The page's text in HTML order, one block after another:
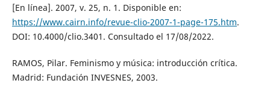
[En línea]. 2007, v. 25, n. 1. Disponible en:
https://www.cairn.info/revue-clio-2007-1-page-175.htm.
DOI: 10.4000/clio.3401. Consultado el 17/08/2022.
RAMOS, Pilar. Feminismo y música: introducción crítica.
Madrid: Fundación INVESNES, 2003.